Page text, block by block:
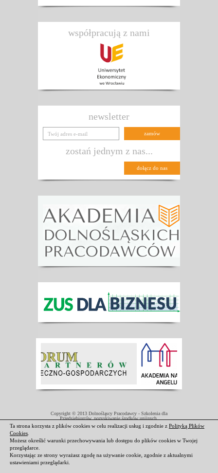
współpracują z nami
newsletter
zostań jednym z nas...
Copyright © 2013 Dolnośląscy Pracodawcy - Szkolenia dla
Przedsiębiorców, pozyskiwanie środków unijnych.
Projekt współfinansowany przez Unię Europejską w ramach Europejskiego
Funduszu Społecznego.
Ta strona korzysta z plików cookies w celu realizacji usług i zgodnie z Polityką Plików
Cookies
Możesz określić warunki przechowywania lub dostępu do plików cookies w Twojej
przeglądarce.
Korzystając ze strony wyrażasz zgodę na używanie cookie, zgodnie z aktualnymi
ustawieniami przeglądarki.